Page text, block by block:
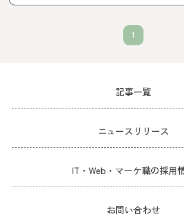
1
記事一覧
ニュースリリース
IT・Web・マーケ職の採用
お問い合わせ